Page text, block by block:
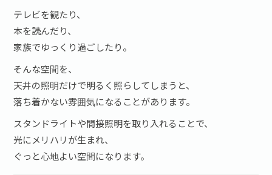
テレビを観たり、
本を読んだり、
家族でゆっくり過ごしたり。
そんな空間を、
天井の照明だけで明るく照らしてしまうと、
落ち着かない雰囲気になることがあります。
スタンドライトや間接照明を取り入れることで、
光にメリハリが生まれ、
ぐっと心地よい空間になります。